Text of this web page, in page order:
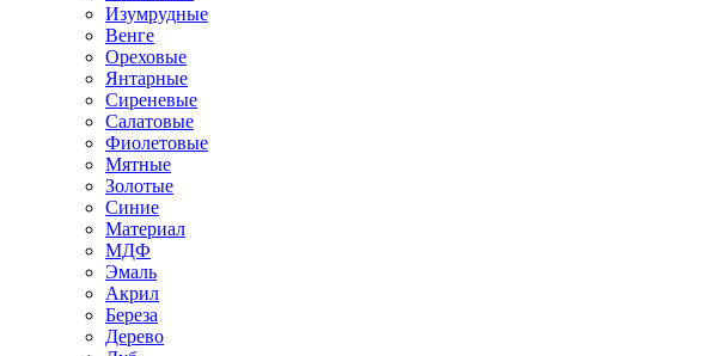
Изумрудные
Венге
Ореховые
Янтарные
Сиреневые
Салатовые
Фиолетовые
Мятные
Золотые
Синие
Материал
МДФ
Эмаль
Акрил
Береза
Дерево